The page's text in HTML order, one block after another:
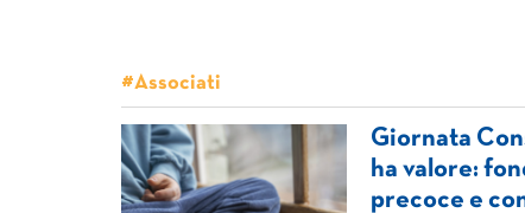
#Associati
Giornata
ha valore:
precoce e